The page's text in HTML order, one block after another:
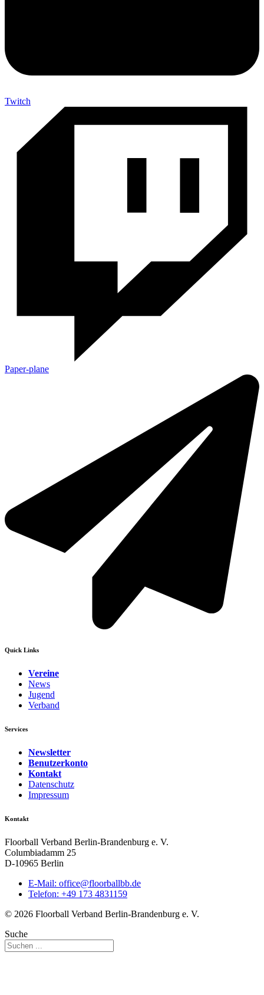
Twitch
Paper-plane
Quick Links
Vereine
News
Jugend
Verband
Services
Newsletter
Benutzerkonto
Kontakt
Datenschutz
Impressum
Kontakt
Floorball Verband Berlin-Brandenburg e. V.
Columbiadamm 25
D-10965 Berlin
E-Mail: ed.bbllabroolf@eciffo
Telefon: +49 173 4831159
© 2026 Floorball Verband Berlin-Brandenburg e. V.
Suche